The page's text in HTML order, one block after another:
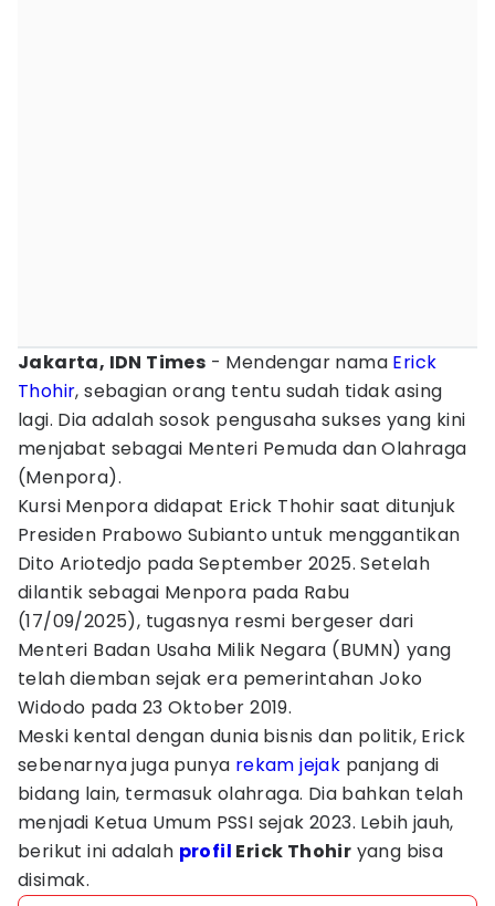
Jakarta, IDN Times - Mendengar nama Erick
Thohir, sebagian orang tentu sudah tidak asing
lagi. Dia adalah sosok pengusaha sukses yang kini
menjabat sebagai Menteri Pemuda dan Olahraga
(Menpora).
Kursi Menpora didapat Erick Thohir saat ditunjuk
Presiden Prabowo Subianto untuk menggantikan
Dito Ariotedjo pada September 2025. Setelah
dilantik sebagai Menpora pada Rabu
(17/09/2025), tugasnya resmi bergeser dari
Menteri Badan Usaha Milik Negara (BUMN) yang
telah diemban sejak era pemerintahan Joko
Widodo pada 23 Oktober 2019.
Meski kental dengan dunia bisnis dan politik, Erick
sebenarnya juga punya rekam jejak panjang di
bidang lain, termasuk olahraga. Dia bahkan telah
menjadi Ketua Umum PSSI sejak 2023. Lebih jauh,
berikut ini adalah profil Erick Thohir yang bisa
disimak.